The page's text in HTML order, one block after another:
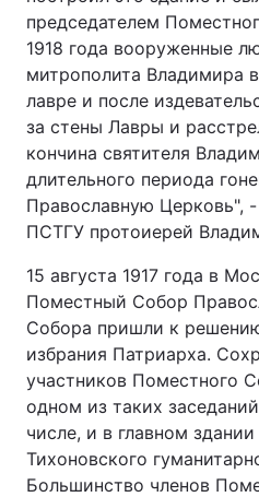
председателем
1918 года вооруженные
митрополита Владимира
лавре и после
за стены Лавры и
кончина святителя
длительного периода
Православную Церковь",
ПСТГУ протоиерей
15 августа 1917 года в
Поместный Собор
Собора пришли к
избрания Патриарха.
участников Поместного
одном из таких
числе, и в главном
Тихоновского
Большинство членов